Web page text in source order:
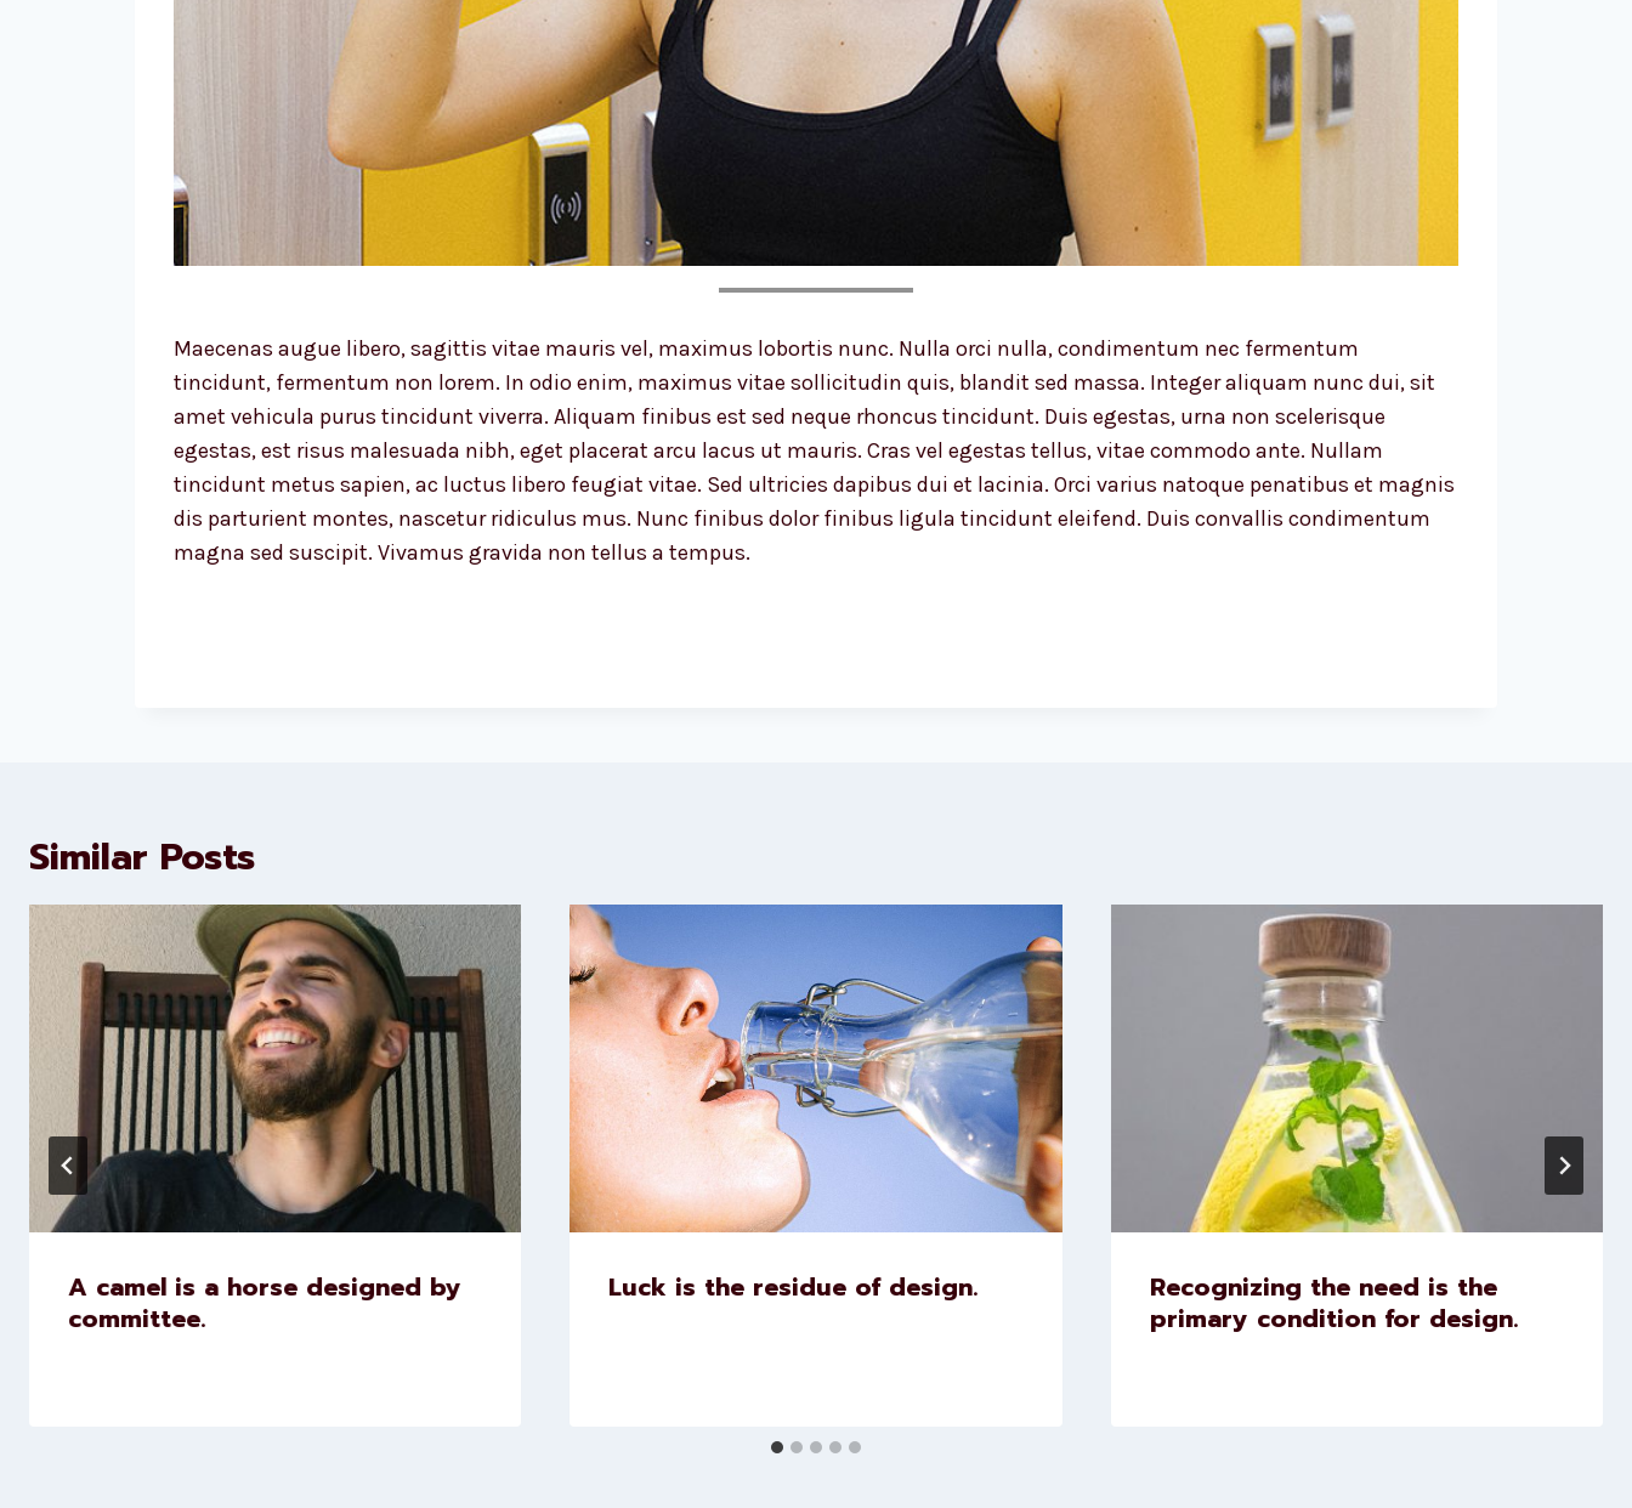
Maecenas augue libero, sagittis vitae mauris vel, maximus lobortis nunc. Nulla orci nulla, condimentum nec fermentum
tincidunt, fermentum non lorem. In odio enim, maximus vitae sollicitudin quis, blandit sed massa. Integer aliquam nunc dui, sit
amet vehicula purus tincidunt viverra. Aliquam finibus est sed neque rhoncus tincidunt. Duis egestas, urna non scelerisque
egestas, est risus malesuada nibh, eget placerat arcu lacus ut mauris. Cras vel egestas tellus, vitae commodo ante. Nullam
tincidunt metus sapien, ac luctus libero feugiat vitae. Sed ultricies dapibus dui et lacinia. Orci varius natoque penatibus et magnis
dis parturient montes, nascetur ridiculus mus. Nunc finibus dolor finibus ligula tincidunt eleifend. Duis convallis condimentum
magna sed suscipit. Vivamus gravida non tellus a tempus.
Similar Posts
A camel is a horse designed by
committee.
Luck is the residue of design.
Recognizing the need is the
primary condition for design.